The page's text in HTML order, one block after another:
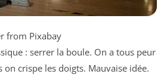
from Pixabay
: serrer la boule. On a tous peur
crispe les doigts. Mauvaise idée.